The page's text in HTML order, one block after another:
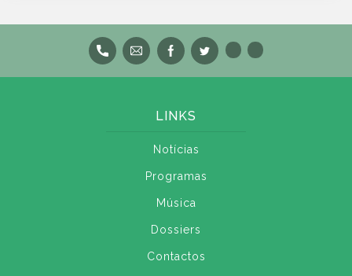
LINKS
Notícias
Programas
Música
Dossiers
Contactos